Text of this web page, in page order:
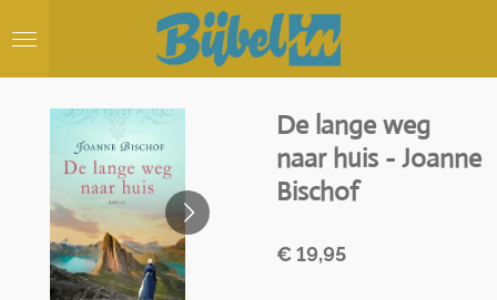
direct
hoofdinhoud
De lange weg
naar huis - Joanne
Bischof
€ 19,95